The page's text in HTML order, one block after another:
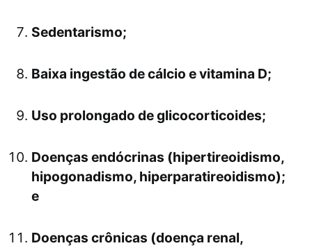
Sedentarismo;
Baixa ingestão de cálcio e vitamina D;
Uso prolongado de glicocorticoides;
Doenças endócrinas (hipertireoidismo,
hipogonadismo, hiperparatireoidismo);
e
Doenças crônicas (doença renal,